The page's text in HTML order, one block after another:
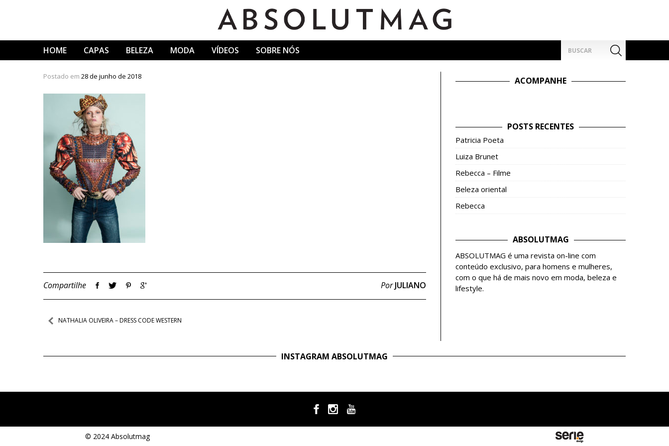
HOME CAPAS BELEZA MODA VÍDEOS SOBRE NÓS
por:
Postado em 28 de junho de 2018
Compartilhe PorJULIANO
Navegação
Post
NATHALIA OLIVEIRA – DRESS CODE WESTERN
ACOMPANHE
POSTS RECENTES
Patricia Poeta
Luiza Brunet
Rebecca – Filme
Beleza oriental
Rebecca
ABSOLUTMAG
ABSOLUTMAG é uma revista on-line com
conteúdo exclusivo, para homens e mulheres,
com o que há de mais novo em moda, beleza e
lifestyle.
INSTAGRAM ABSOLUTMAG
© 2024 Absolutmag